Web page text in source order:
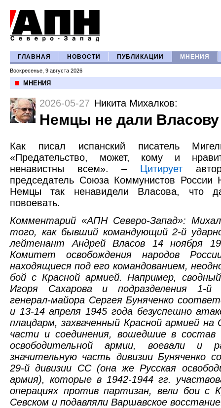
ГЛАВНАЯ НОВОСТИ ПУБЛИКАЦИИ МНЕНИЯ
Воскресенье, 9 августа 2026
МНЕНИЯ
2026-05-27 Никита Михалков:
Немцы не дали Власову
Как писал испанский писатель
«Предательство, может, кому и
ненавистны всем». – Цитирует
председатель Союза Коммунистов России
Немцы так ненавидели Власова, что
повоевать.
Комментарий «АПН Северо-Запад»:
того, как бывший командующий 2-й
лейтенант Андрей Власов 14 ноября
Комитет освобождения народов
находящиеся под его командованием,
бой с Красной армией. Например,
Игоря Сахарова и подразделения 1-й
генерал-майора Сергея Буняченко
и 13-14 апреля 1945 года безуспешно
плацдарм, захваченный Красной армией
части и соединения, вошедшие в состав
освободительной армии, воевали и
значительную часть дивизии Буняченко
29-й дивизии СС (она же Русская
армия), которые в 1942-1944 гг.
операциях против партизан, вели бои с
Севском и подавляли Варшавское